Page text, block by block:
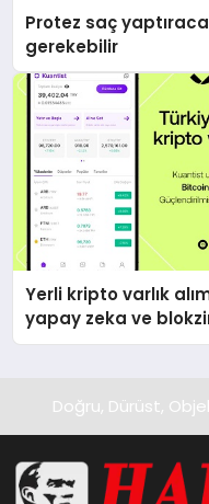
Protez saç
gerekebilir
Yerli kripto varlık
yapay zeka ve
Doğru, Dürüst,